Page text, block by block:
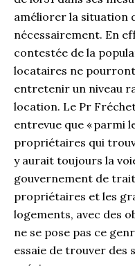
améliorer la situation
nécessairement. En
contestée de la
locataires ne
entretenir un niveau
location. Le Pr
entrevue que « parmi
propriétaires qui
y aurait toujours la
gouvernement de
propriétaires et les
logements, avec des
ne se pose pas ce
essaie de trouver des